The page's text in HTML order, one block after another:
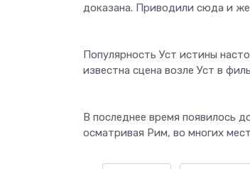
доказана. Приводили сюда и
Популярность Уст истины
известна сцена возле Уст в
В последнее время появилось
осматривая Рим, во многих